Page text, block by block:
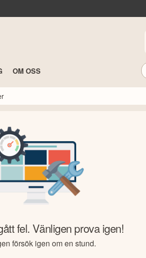
OM OSS
fel. Vänligen prova igen!
försök igen om en stund.